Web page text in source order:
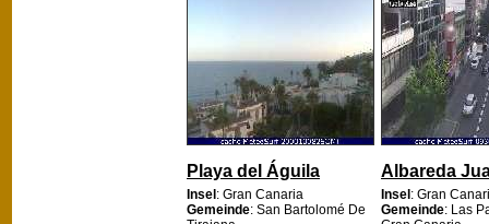
Playa del Águila
Insel: Gran Canaria
Gemeinde: San Bartolomé De
Albareda
Insel: Gran
Gemeinde: Las